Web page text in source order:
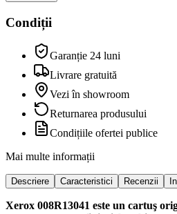
Condiții
Garanție 24 luni
Livrare gratuită
Vezi în showroom
Returnarea produsului
Condițiile ofertei publice
Mai multe informații
Descriere Caracteristici Recenzii
Xerox 008R13041 este un cartuş